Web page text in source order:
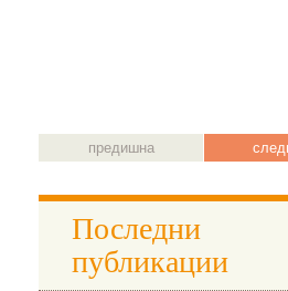
предишна
Последни
публикации